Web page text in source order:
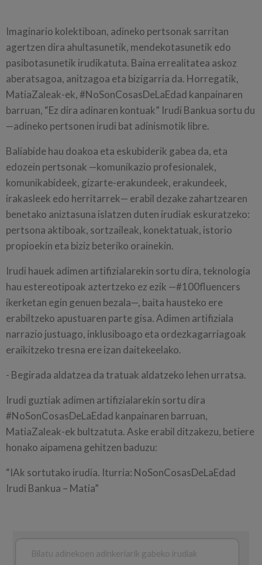
Imaginario kolektiboan, adineko pertsonak sarritan
agertzen dira ahultasunetik, mendekotasunetik edo
pasibotasunetik irudikatuta. Baina errealitatea askoz
aberatsagoa, anitzagoa eta bizigarria da. Horregatik,
MatiaZaleak-ek, #NoSonCosasDeLaEdad kanpainaren
barruan, “Ez dira adinaren kontuak” Irudi Bankua sortu du
—adineko pertsonen irudi bat adinismotik libre.
Baliabide hau doakoa eta eskubiderik gabea da, eta
edozein pertsonak —komunikazio profesionalek,
komunikabideek, gizarte-erakundeek, erakundeek,
irakasleek edo herritarrek— erabil dezake zahartzearen
benetako aniztasuna islatzen duten irudiak eskuratzeko:
pertsona aktiboak, sortzaileak, konektatuak, istorio
propioekin eta biziz beteriko orainekin.
Irudi hauek adimen artifizialarekin sortu dira, teknologia
hau estereotipoak aztertzeko ez ezik —#100fluencers
ikerketan egin genuen bezala—, baita hausteko ere
erabiltzeko apustuaren parte gisa. Adimen artifiziala
narrazio justuago, inklusiboago eta ordezkagarriagoak
eraikitzeko tresna ere izan daitekeelako.
- Begirada aldatzea da tratuak aldatzeko lehen urratsa.
Irudi guztiak adimen artifizialarekin sortu dira
#NoSonCosasDeLaEdad kanpainaren barruan,
MatiaZaleak-ek bultzatuta. Aske erabil ditzakezu, betiere
honako aipamena gehitzen baduzu:
“IAk sortutako irudia. Iturria: NoSonCosasDeLaEdad
Irudi Bankua – Matia”